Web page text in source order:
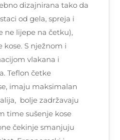
dizajnirana tako da
od gela, spreja i
ne lijepe na četku),
kose. S nježnom i
vlakana i
Teflon četke
imaju maksimalan
bolje zadržavaju
time sušenje kose
čekinje smanjuju